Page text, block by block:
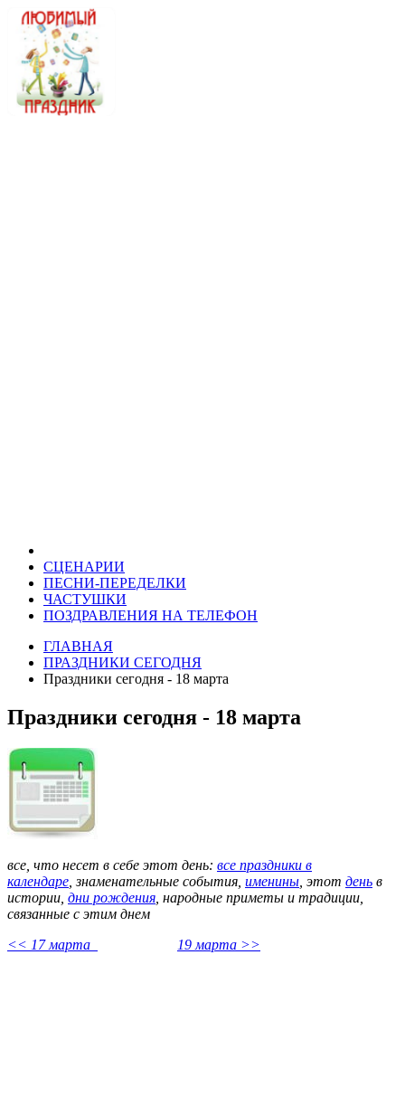
СЦЕНАРИИ
ПЕСНИ-ПЕРЕДЕЛКИ
ЧАСТУШКИ
ПОЗДРАВЛЕНИЯ НА ТЕЛЕФОН
ГЛАВНАЯ
ПРАЗДНИКИ СЕГОДНЯ
Праздники сегодня - 18 марта
Праздники сегодня - 18 марта
все, что несет в себе этот день: все праздники в
календаре ,знаменательные события, именины , этот день в
истории, дни рождения , народные приметы и традиции,
связанные с этим днем
<< 17 марта
19 марта >>